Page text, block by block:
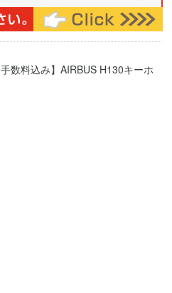
数料込み】AIRBUS H130キーホ